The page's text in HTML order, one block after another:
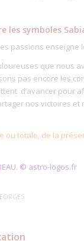
les symboles
passions enseigne
que nous
pas encore les
d’avancer pour
nos victoires
ou totale, de la
© astro-logos.fr